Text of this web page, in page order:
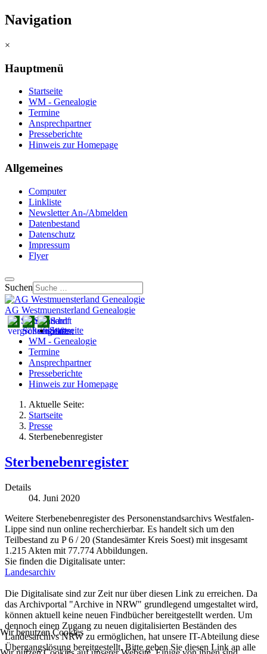
Navigation
×
Hauptmenü
Startseite
WM - Genealogie
Termine
Ansprechpartner
Presseberichte
Hinweis zur Homepage
Allgemeines
Computer
Linkliste
Newsletter An-/Abmelden
Datenbestand
Datenschutz
Impressum
Flyer
Suchen
AG Westmuensterland Genealogie
Startseite
WM - Genealogie
Termine
Ansprechpartner
Presseberichte
Hinweis zur Homepage
Aktuelle Seite:
Startseite
Presse
Sterbenebenregister
Sterbenebenregister
Details
04. Juni 2020
Weitere Sterbenebenregister des Personenstandsarchivs Westfalen-
Lippe sind nun online recherchierbar. Es handelt sich um den
Teilbestand zu P 6 / 20 (Standesämter Kreis Soest) mit insgesamt
1.215 Akten mit 77.774 Abbildungen.
Sie finden die Digitalisate unter:
Landesarchiv
Die Digitalisate sind zur Zeit nur über diesen Link zu erreichen. Da
das Archivportal "Archive in NRW" grundlegend umgestaltet wird,
können aktuell keine neuen Findbücher bereitgestellt werden. Um
dennoch einen Zugang zu neuen digitalisierten Beständen des
Landesarchivs NRW zu ermöglichen, hat unsere IT-Abteilung diese
Übergangslösung bereitgestellt. Bitte geben Sie diesen Link an alle
Wir benutzen Cookies